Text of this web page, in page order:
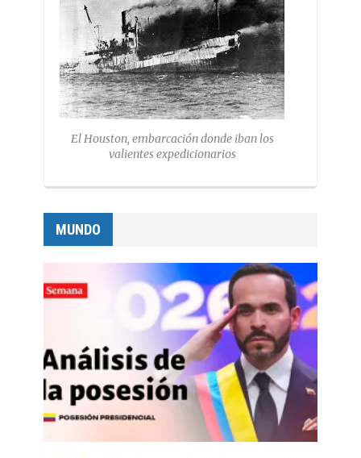
El Houston, embarcación donde iban los
valientes expedicionarios
MUNDO